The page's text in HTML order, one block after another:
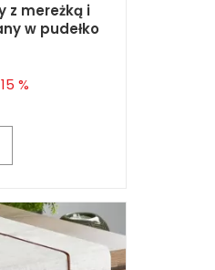
z mereżką i
w pudełko
%